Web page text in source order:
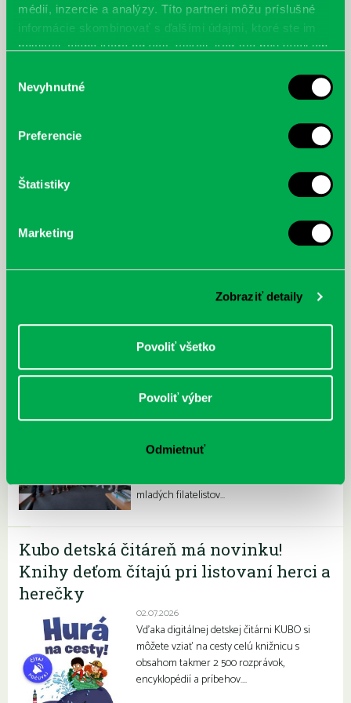
médií, inzercie a analýzy. Títo partneri môžu príslušné
informácie skombinovať s ďalšími údajmi, ktoré ste im
poskytli, alebo ktoré od vás získali, keď ste používali ich
súhlasu
Nevyhnutné
Preferencie
Štatistiky
Marketing
Zobraziť detaily
Povoliť všetko
Povoliť výber
Odmietnuť
plagát
„Ochlaď sa!“ v petržalskej knižnici
Letné horúčavy dajú zabrať každému z nás.
Chceme vás preto informovať, že sa naša
petržalská knižnica stala súčasťou pilotného
Filatelisti ovládli olympiádu
V priestoroch našej pobočky na
mladých filatelistov…
Kubo detská čitáreň má novinku!
Knihy deťom čítajú pri listovaní herci a
herečky
02.07.2026
Vďaka digitálnej detskej čitárni KUBO si
môžete vziať na cesty celú knižnicu s
obsahom takmer 2 500 rozprávok,
encyklopédií a príbehov….